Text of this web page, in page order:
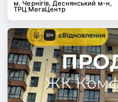
м. Чернігів, Деснянський м-н,
ТРЦ МегаЦентр